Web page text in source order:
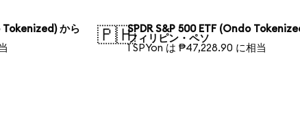
Tokenized) から
🇵🇭SPDR S&P 500 ETF (Ondo
フィリピン・ペソ
1 SPYon は ₱47,228.90 に相当